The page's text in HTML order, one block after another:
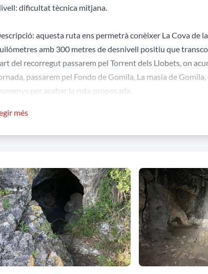
dificultat tècnica mitjana.
aquesta ruta ens permetrà conèixer La Cova
amb 300 metres de desnivell positiu que
del recorregut passarem pel Torrent dels Llobets, on
passarem pel Fondo de Gomila, La masia de
per acabar la ruta proposada.
2. EL PÈLAG I LA COVA GRAN
aquesta ruta ens permetrà conèixer diversos
Sant Jaume dels Domenys, però també el paisatge
entre vinyes i les poblacions de La Carronya,
de població de l'oest del municipi. Per tant, aquesta
3. QUATRE FITES, PI SOL
més